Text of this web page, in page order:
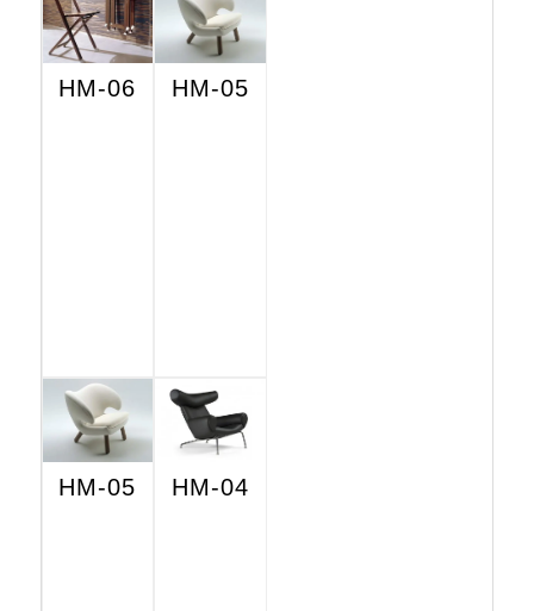
HM-06 HM-05
HM-05 HM-04